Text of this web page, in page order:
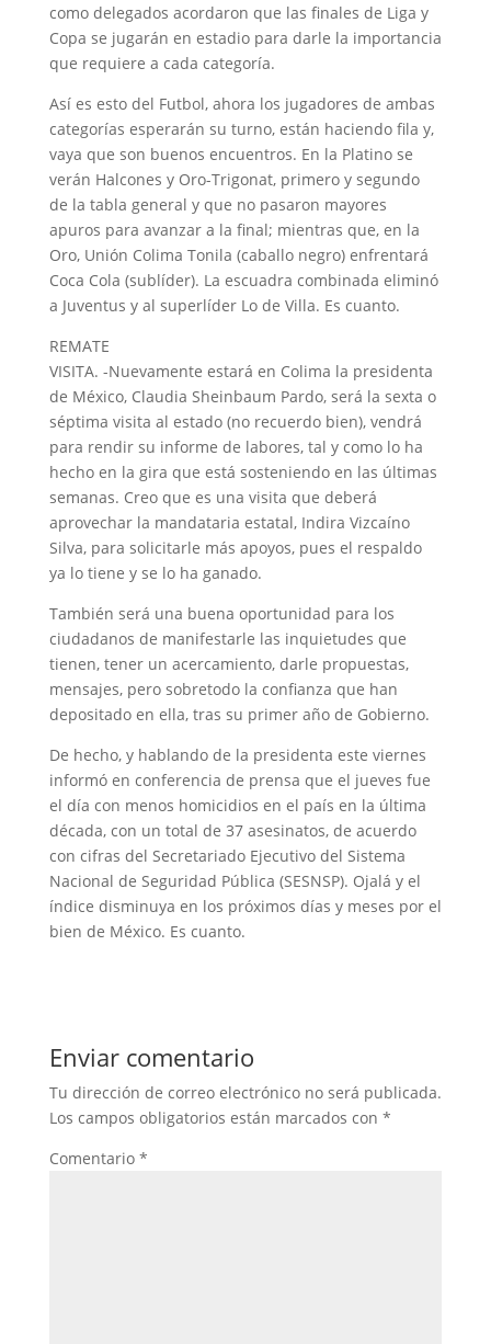
como delegados acordaron que las finales de Liga y
Copa se jugarán en estadio para darle la importancia
que requiere a cada categoría.
Así es esto del Futbol, ahora los jugadores de ambas
categorías esperarán su turno, están haciendo fila y,
vaya que son buenos encuentros. En la Platino se
verán Halcones y Oro-Trigonat, primero y segundo
de la tabla general y que no pasaron mayores
apuros para avanzar a la final; mientras que, en la
Oro, Unión Colima Tonila (caballo negro) enfrentará
Coca Cola (sublíder). La escuadra combinada eliminó
a Juventus y al superlíder Lo de Villa. Es cuanto.
REMATE
VISITA. -Nuevamente estará en Colima la presidenta
de México, Claudia Sheinbaum Pardo, será la sexta o
séptima visita al estado (no recuerdo bien), vendrá
para rendir su informe de labores, tal y como lo ha
hecho en la gira que está sosteniendo en las últimas
semanas. Creo que es una visita que deberá
aprovechar la mandataria estatal, Indira Vizcaíno
Silva, para solicitarle más apoyos, pues el respaldo
ya lo tiene y se lo ha ganado.
También será una buena oportunidad para los
ciudadanos de manifestarle las inquietudes que
tienen, tener un acercamiento, darle propuestas,
mensajes, pero sobretodo la confianza que han
depositado en ella, tras su primer año de Gobierno.
De hecho, y hablando de la presidenta este viernes
informó en conferencia de prensa que el jueves fue
el día con menos homicidios en el país en la última
década, con un total de 37 asesinatos, de acuerdo
con cifras del Secretariado Ejecutivo del Sistema
Nacional de Seguridad Pública (SESNSP). Ojalá y el
índice disminuya en los próximos días y meses por el
bien de México. Es cuanto.
Enviar comentario
Tu dirección de correo electrónico no será publicada.
Los campos obligatorios están marcados con *
Comentario *